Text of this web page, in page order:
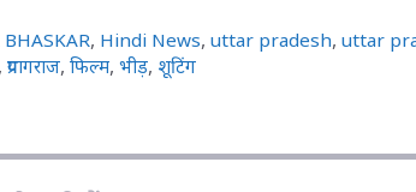
t
s
y
L
i
l
r
e
, Hindi News,uttar pradesh,uttar
प्रयागराज, फिल्म, भीड़, शूटिंग